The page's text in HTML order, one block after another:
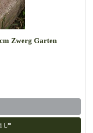
Zwerg Garten
*